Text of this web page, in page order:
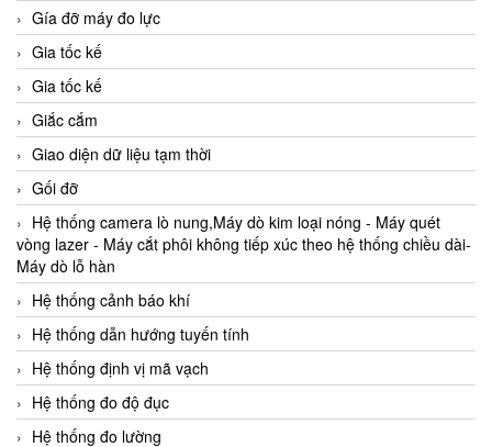
Gía đỡ máy đo lực
Gia tốc kế
Gia tốc kế
Giắc cắm
Giao diện dữ liệu tạm thời
Gối đỡ
Hệ thống camera lò nung,Máy dò kim loại nóng - Máy quét
vòng lazer - Máy cắt phôi không tiếp xúc theo hệ thống chiều dài-
Máy dò lỗ hàn
Hệ thống cảnh báo khí
Hệ thống dẫn hướng tuyến tính
Hệ thống định vị mã vạch
Hệ thống đo độ đục
Hệ thống đo lường